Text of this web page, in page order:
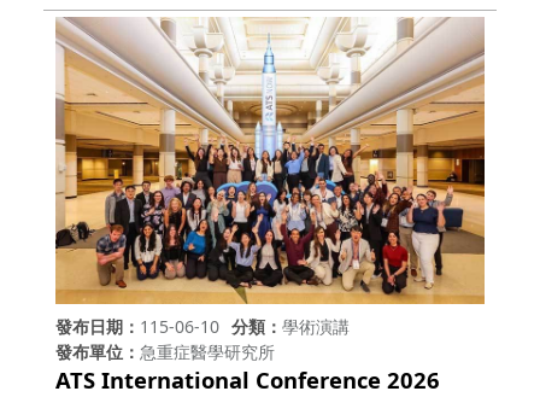
發布日期 115-06-10 分類
學術演講
發布單位
急重症醫學研究所
ATS International Conference 2026